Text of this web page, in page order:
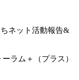
ネット活動報告&